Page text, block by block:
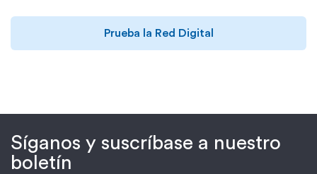
Prueba la Red Digital
Síganos y suscríbase a nuestro
boletín